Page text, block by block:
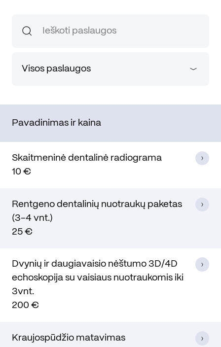
Visos paslaugos
Pavadinimas ir kaina
Skaitmeninė dentalinė radiograma
10 €
Rentgeno dentalinių nuotraukų paketas
(3-4 vnt.)
25 €
Dvynių ir daugiavaisio nėštumo 3D/4D
echoskopija su vaisiaus nuotraukomis iki
3vnt.
200 €
Kraujospūdžio matavimas